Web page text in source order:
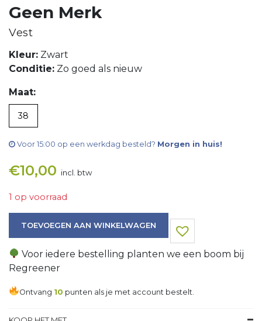
Geen Merk
Vest
Kleur: Zwart
Conditie: Zo goed als nieuw
Maat:
38
Voor 15:00 op een werkdag besteld? Morgen in huis!
€10,00 incl. btw
1 op voorraad
TOEVOEGEN AAN WINKELWAGEN
Voor iedere bestelling planten we een boom bij
Regreener
Ontvang 10 punten als je met account bestelt.